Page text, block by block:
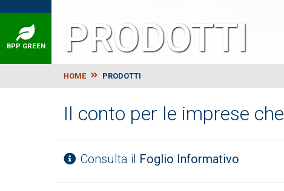
BPP GREEN PRODOTTI
HOME PRODOTTI
Il conto per le imprese che
Consulta il Foglio Informativo